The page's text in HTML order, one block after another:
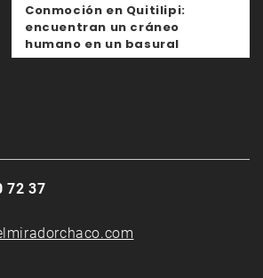
Conmoción en Quitilipi:
encuentran un cráneo
humano en un basural
72 37